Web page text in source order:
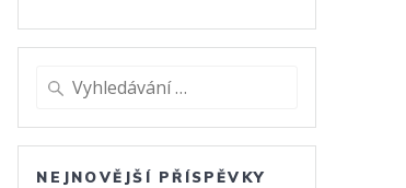
Vyhledat:
NEJNOVĚJŠÍ PŘÍSPĚVKY